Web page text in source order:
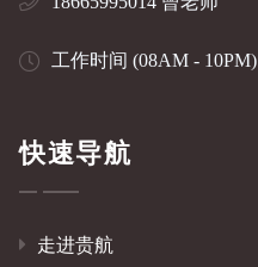
工作时间 (08AM - 10PM)
快速导航
走进贵航